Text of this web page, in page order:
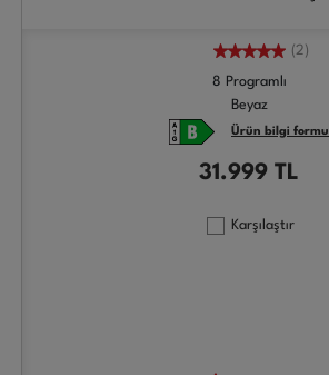
(2)
8 Programlı
Beyaz
Ürün bilgi formu
31.999 TL
Karşılaştır